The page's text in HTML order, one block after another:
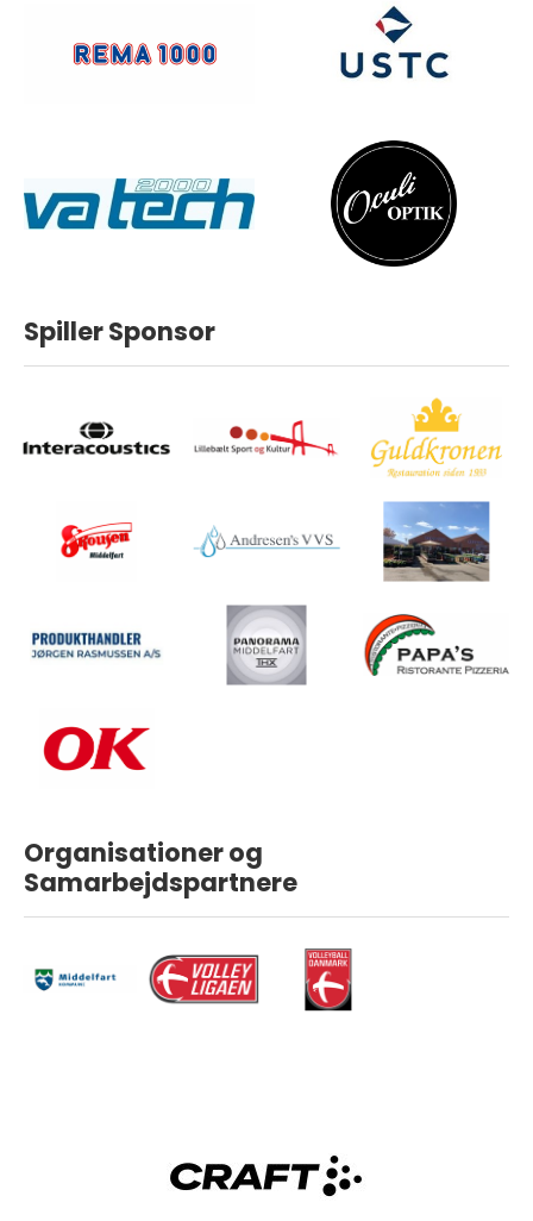
Spiller Sponsor
Organisationer og
Samarbejdspartnere